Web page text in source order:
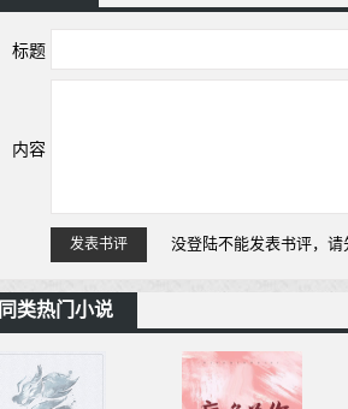
标题
内容
发表书评 没登陆不能发表书评，请
同类热门小说